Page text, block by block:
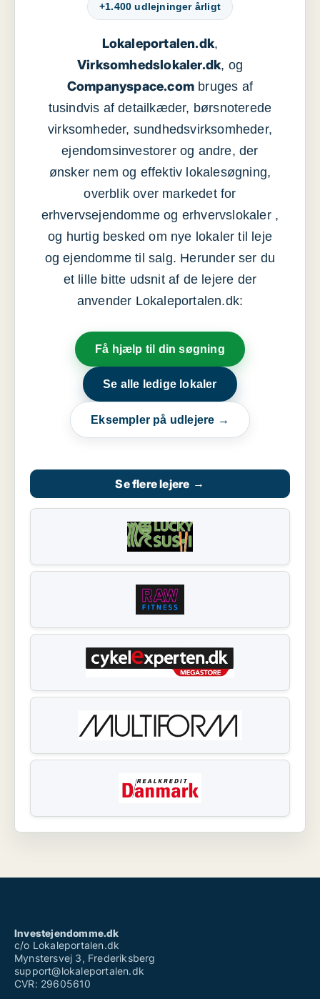
+1.400 udlejninger årligt
Lokaleportalen.dk,
Virksomhedslokaler.dk, og
Companyspace.com bruges af
tusindvis af detailkæder, børsnoterede
virksomheder, sundhedsvirksomheder,
ejendomsinvestorer og andre, der
ønsker nem og effektiv lokalesøgning,
overblik over markedet for
erhvervsejendomme og erhvervslokaler ,
og hurtig besked om nye lokaler til leje
og ejendomme til salg. Herunder ser du
et lille bitte udsnit af de lejere der
anvender Lokaleportalen.dk:
Få hjælp til din søgning
Se alle ledige lokaler
Eksempler på udlejere →
Se flere lejere →
Investejendomme.dk
c/o Lokaleportalen.dk
Mynstersvej 3, Frederiksberg
support@lokaleportalen.dk
CVR: 29605610